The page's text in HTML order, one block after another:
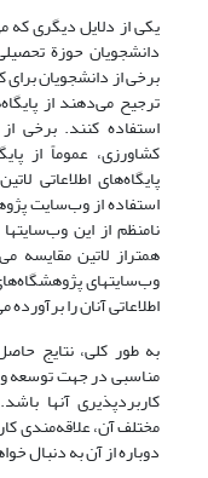
یکی از دلایل دیگری که
دانشجویان حوز‌ة
برخی از دانشجویان
ترجیح می‌دهند از
استفاده کنند. برخی
کشاورزی، عموماً از
پایگاه‌های اطلاعاتی
استفاده از وب‌سایت
نامنظم از این
همتراز لاتین مقایسه
وب‌سایتهای
اطلاعاتی آنان را
به طور کلی، نتایج
مناسبی در جهت توسعه و
کاربردپذیری آنها
مختلف آن، علاقه‌مندی
دوباره از آن به دنبال